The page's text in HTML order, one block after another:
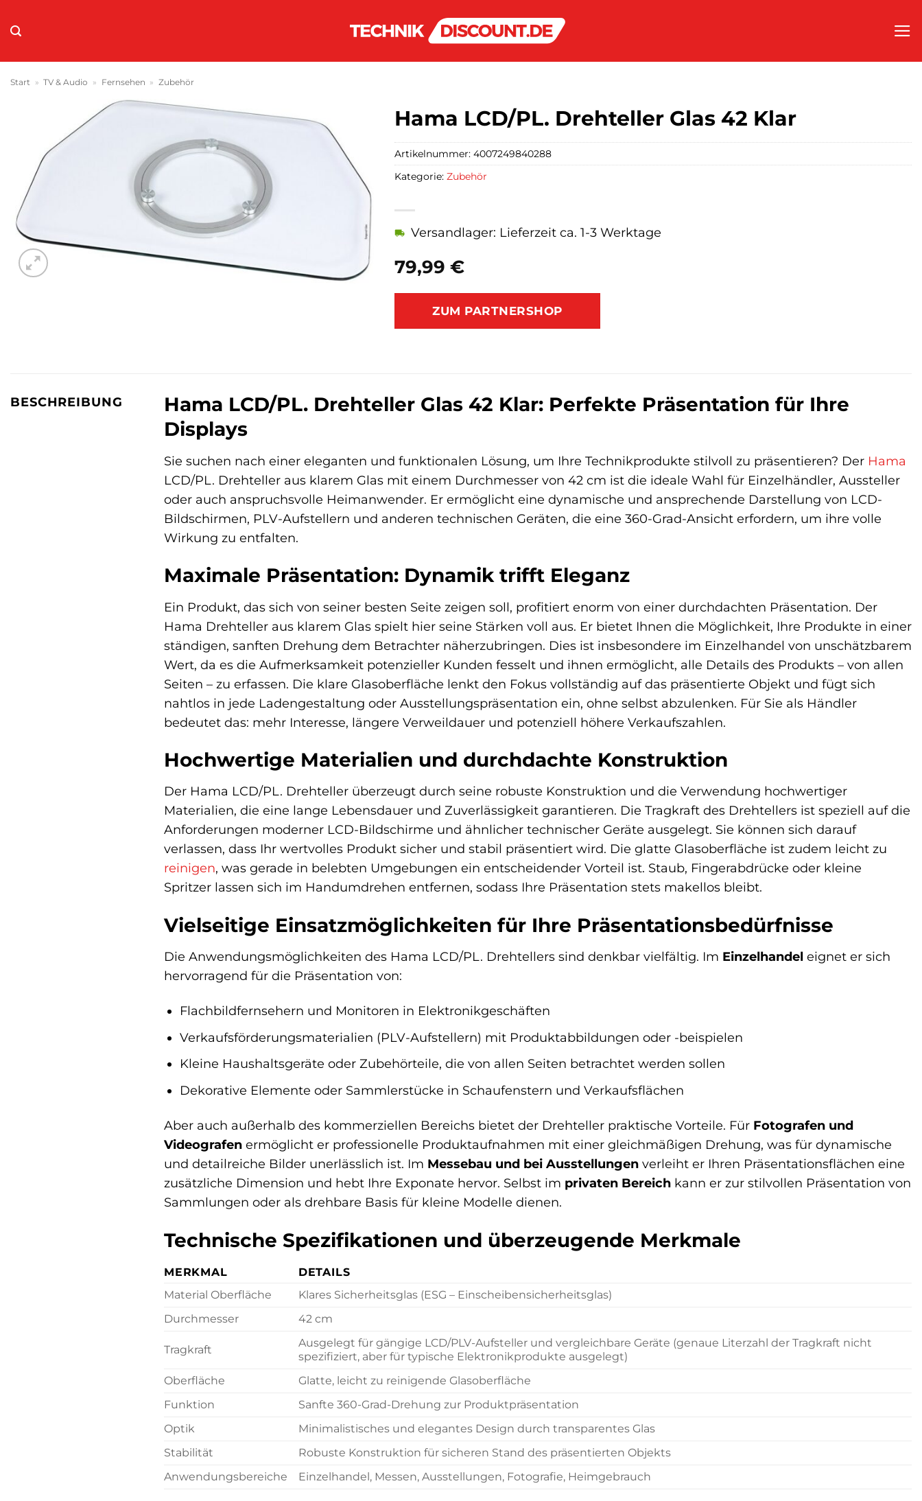
Inhalt
Start » TV & Audio » Fernsehen » Zubehör
Hama LCD/PL. Drehteller Glas 42 Klar
79,99 €
Versandlager: Lieferzeit ca. 1-3 Werktage
ZUM PARTNERSHOP
Artikelnummer: 4007249840288
Kategorie: Zubehör
BESCHREIBUNG
Hama LCD/PL. Drehteller Glas 42 Klar: Perfekte Präsentation für Ihre
Displays
Sie suchen nach einer eleganten und funktionalen Lösung, um Ihre Technikprodukte stilvoll zu präsentieren? Der Hama
LCD/PL. Drehteller aus klarem Glas mit einem Durchmesser von 42 cm ist die ideale Wahl für Einzelhändler, Aussteller
oder auch anspruchsvolle Heimanwender. Er ermöglicht eine dynamische und ansprechende Darstellung von LCD-
Bildschirmen, PLV-Aufstellern und anderen technischen Geräten, die eine 360-Grad-Ansicht erfordern, um ihre volle
Wirkung zu entfalten.
Maximale Präsentation: Dynamik trifft Eleganz
Ein Produkt, das sich von seiner besten Seite zeigen soll, profitiert enorm von einer durchdachten Präsentation. Der
Hama Drehteller aus klarem Glas spielt hier seine Stärken voll aus. Er bietet Ihnen die Möglichkeit, Ihre Produkte in einer
ständigen, sanften Drehung dem Betrachter näherzubringen. Dies ist insbesondere im Einzelhandel von unschätzbarem
Wert, da es die Aufmerksamkeit potenzieller Kunden fesselt und ihnen ermöglicht, alle Details des Produkts – von allen
Seiten – zu erfassen. Die klare Glasoberfläche lenkt den Fokus vollständig auf das präsentierte Objekt und fügt sich
nahtlos in jede Ladengestaltung oder Ausstellungspräsentation ein, ohne selbst abzulenken. Für Sie als Händler
bedeutet das: mehr Interesse, längere Verweildauer und potenziell höhere Verkaufszahlen.
Hochwertige Materialien und durchdachte Konstruktion
Der Hama LCD/PL. Drehteller überzeugt durch seine robuste Konstruktion und die Verwendung hochwertiger
Materialien, die eine lange Lebensdauer und Zuverlässigkeit garantieren. Die Tragkraft des Drehtellers ist speziell auf die
Anforderungen moderner LCD-Bildschirme und ähnlicher technischer Geräte ausgelegt. Sie können sich darauf
verlassen, dass Ihr wertvolles Produkt sicher und stabil präsentiert wird. Die glatte Glasoberfläche ist zudem leicht zu
reinigen, was gerade in belebten Umgebungen ein entscheidender Vorteil ist. Staub, Fingerabdrücke oder kleine
Spritzer lassen sich im Handumdrehen entfernen, sodass Ihre Präsentation stets makellos bleibt.
Vielseitige Einsatzmöglichkeiten für Ihre Präsentationsbedürfnisse
Die Anwendungsmöglichkeiten des Hama LCD/PL. Drehtellers sind denkbar vielfältig. Im Einzelhandel eignet er sich
hervorragend für die Präsentation von:
Flachbildfernsehern und Monitoren in Elektronikgeschäften
Verkaufsförderungsmaterialien (PLV-Aufstellern) mit Produktabbildungen oder -beispielen
Kleine Haushaltsgeräte oder Zubehörteile, die von allen Seiten betrachtet werden sollen
Dekorative Elemente oder Sammlerstücke in Schaufenstern und Verkaufsflächen
Aber auch außerhalb des kommerziellen Bereichs bietet der Drehteller praktische Vorteile. Für Fotografen und
Videografen ermöglicht er professionelle Produktaufnahmen mit einer gleichmäßigen Drehung, was für dynamische
und detailreiche Bilder unerlässlich ist. Im Messebau und bei Ausstellungen verleiht er Ihren Präsentationsflächen eine
zusätzliche Dimension und hebt Ihre Exponate hervor. Selbst im privaten Bereich kann er zur stilvollen Präsentation von
Sammlungen oder als drehbare Basis für kleine Modelle dienen.
Technische Spezifikationen und überzeugende Merkmale
MERKMAL
DETAILS
Material Oberfläche
Klares Sicherheitsglas (ESG – Einscheibensicherheitsglas)
Durchmesser
42 cm
Tragkraft
Ausgelegt für gängige LCD/PLV-Aufsteller und vergleichbare Geräte (genaue Literzahl der Tragkraft nicht
spezifiziert, aber für typische Elektronikprodukte ausgelegt)
Oberfläche
Glatte, leicht zu reinigende Glasoberfläche
Funktion
Sanfte 360-Grad-Drehung zur Produktpräsentation
Optik
Minimalistisches und elegantes Design durch transparentes Glas
Stabilität
Robuste Konstruktion für sicheren Stand des präsentierten Objekts
Anwendungsbereiche
Einzelhandel, Messen, Ausstellungen, Fotografie, Heimgebrauch